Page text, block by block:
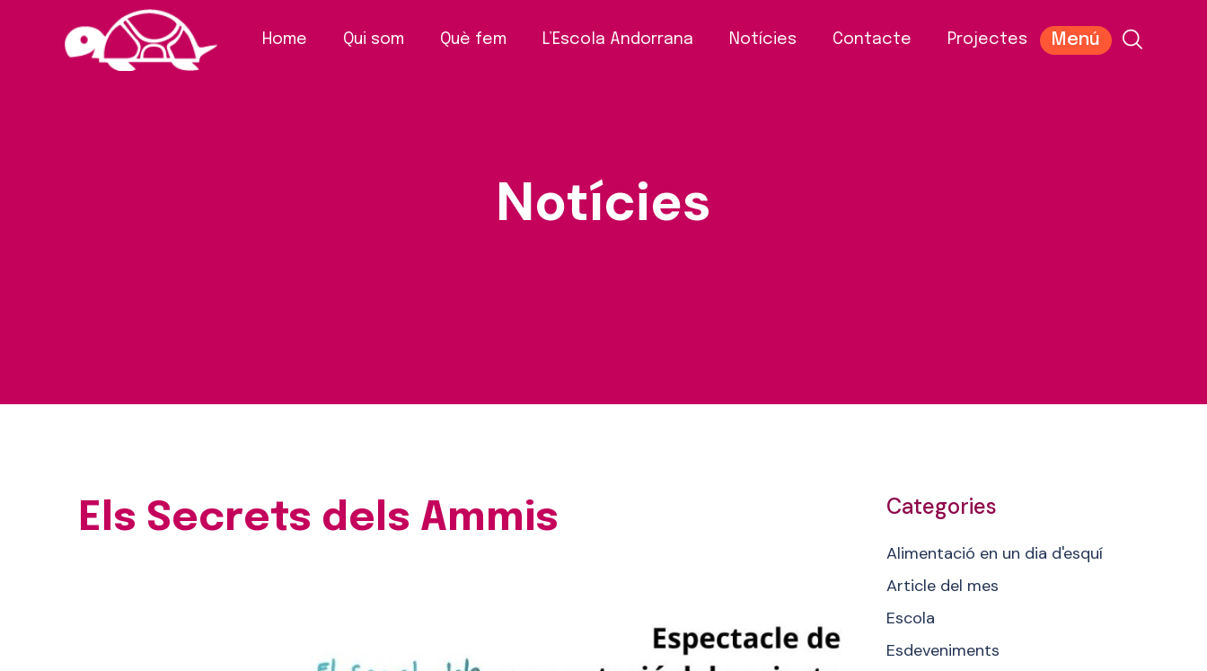
Home Qui som Què fem L’Escola Andorrana Notícies Contacte Projectes Menú
Notícies
Els Secrets dels Ammis Categories
Alimentació en un dia d'esquí
Article del mes
Escola
Esdeveniments